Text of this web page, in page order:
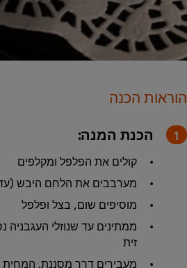
הוראות הכנה
הכנת המנה:
קולים את הפלפל ומקלפים
מערבבים את הלחם היבש
מוסיפים שום, בצל ופלפל
ממתינים עד שנוזלי
זית
מעבירים דרך מסננת. המחית